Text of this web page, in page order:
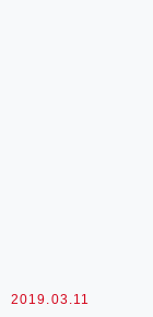
2019.03.11